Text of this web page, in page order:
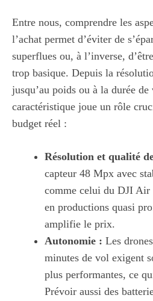
Entre nous, comprendre les
l’achat permet d’éviter de
superflues ou, à l’inverse,
trop basique. Depuis la
jusqu’au poids ou à la durée
caractéristique joue un rôle
budget réel :
Résolution et qualité
capteur 48 Mpx avec
comme celui du DJI Air
en productions quasi
amplifie le prix.
Autonomie : Les
minutes de vol exigent
plus performantes, ce
Prévoir aussi des